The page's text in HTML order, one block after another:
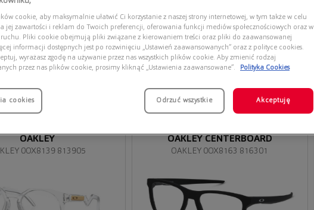
0OX8139 813905
OAKLEY
Przymierz
wirtualnie
OAKLEY 0OX8163 816301
OAKLEY CENTERBOARD
cookie, aby maksymalnie ułatwić Ci korzystanie z naszej strony internetowej, w tym także w celu
jej zawartości i reklam do Twoich preferencji, oferowania funkcji mediów społecznościowych oraz w
Pliki cookie obejmują pliki związane z kierowaniem treści oraz pliki do zaawansowanej
informacji dostępnych jest po rozwinięciu „Ustawień zaawansowanych” oraz z polityce cookies.
wyrażasz zgodę na używanie przez nas wszystkich plików cookie. Aby zmienić rodzaj
przez nas plików cookie, prosimy kliknąć „Ustawienia zaawansowane”.
Polityka Cookies
cookies Odrzuć wszystkie Akceptuję